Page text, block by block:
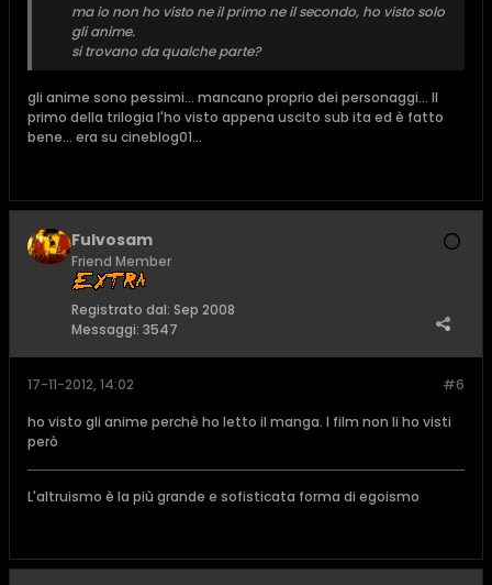
ma io non ho visto ne il primo ne il secondo, ho visto solo
gli anime.
si trovano da qualche parte?
gli anime sono pessimi... mancano proprio dei personaggi... Il
primo della trilogia l'ho visto appena uscito sub ita ed è fatto
bene... era su cineblog01...
Fulvosam
Friend Member
Registrato dal: Sep 2008
Messaggi: 3547
#6
17-11-2012, 14:02
ho visto gli anime perchè ho letto il manga. I film non li ho visti
però
L'altruismo è la più grande e sofisticata forma di egoismo